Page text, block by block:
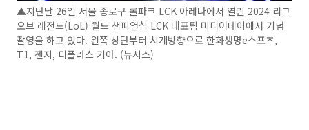
▲지난달 26일 서울 종로구 롤파크 LCK 아레나에서 열린 2024 리그
오브 레전드(LoL) 월드 챔피언십 LCK 대표팀 미디어데이에서 기념
촬영을 하고 있다. 왼쪽 상단부터 시계방향으로 한화생명e스포츠,
T1, 젠지, 디플러스 기아. (뉴시스)